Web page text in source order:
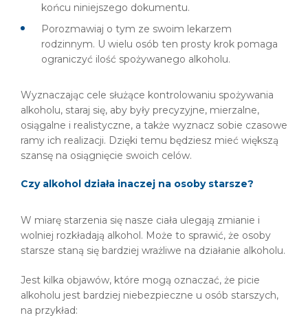
końcu niniejszego dokumentu.
Porozmawiaj o tym ze swoim lekarzem
rodzinnym. U wielu osób ten prosty krok pomaga
ograniczyć ilość spożywanego alkoholu.
Wyznaczając cele służące kontrolowaniu spożywania
alkoholu, staraj się, aby były precyzyjne, mierzalne,
osiągalne i realistyczne, a także wyznacz sobie czasowe
ramy ich realizacji. Dzięki temu będziesz mieć większą
szansę na osiągnięcie swoich celów.
Czy alkohol działa inaczej na osoby starsze?
W miarę starzenia się nasze ciała ulegają zmianie i
wolniej rozkładają alkohol. Może to sprawić, że osoby
starsze staną się bardziej wrażliwe na działanie alkoholu.
Jest kilka objawów, które mogą oznaczać, że picie
alkoholu jest bardziej niebezpieczne u osób starszych,
na przykład: